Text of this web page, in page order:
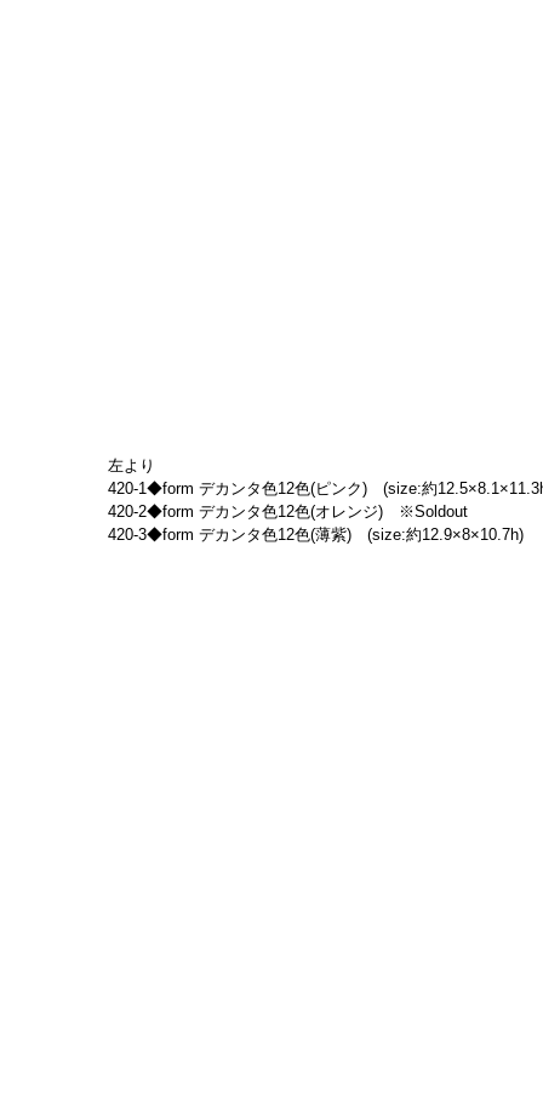
左より
420-1◆form デカンタ色12色(ピンク)　(size:約
420-2◆form デカンタ色12色(オレンジ)　※Soldout
420-3◆form デカンタ色12色(薄紫)　(size:約12.9×8×10.7h)